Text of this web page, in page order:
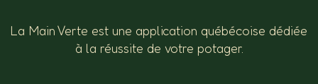
La Main Verte est une application québécoise dédiée
à la réussite de votre potager.